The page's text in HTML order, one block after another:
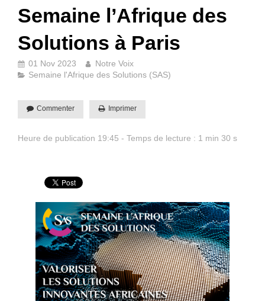
Semaine l’Afrique des
Solutions à Paris
01 Nov 2023
Notre Voix
Semaine l'Afrique des Solutions (SAS)
Commenter Imprimer
Heure de publication 19:45 - Temps de lecture : 1 min 30 s